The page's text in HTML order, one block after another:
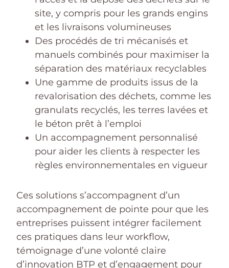
site, y compris pour les grands engins
et les livraisons volumineuses
Des procédés de tri mécanisés et
manuels combinés pour maximiser la
séparation des matériaux recyclables
Une gamme de produits issus de la
revalorisation des déchets, comme les
granulats recyclés, les terres lavées et
le béton prêt à l’emploi
Un accompagnement personnalisé
pour aider les clients à respecter les
règles environnementales en vigueur
Ces solutions s’accompagnent d’un
accompagnement de pointe pour que les
entreprises puissent intégrer facilement
ces pratiques dans leur workflow,
témoignage d’une volonté claire
d’innovation BTP et d’engagement pour